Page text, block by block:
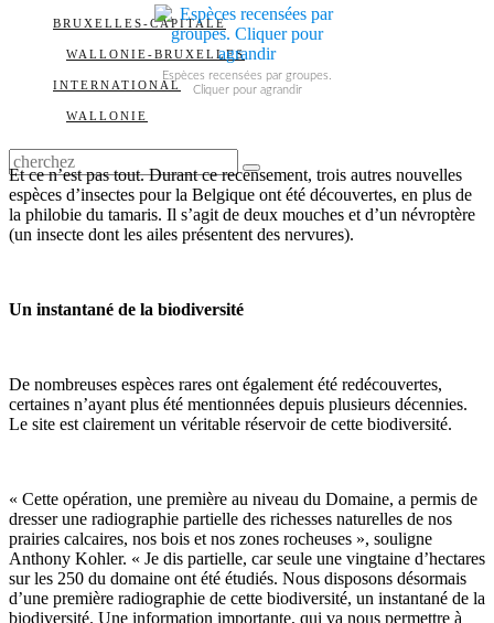
BRUXELLES-CAPITALE
WALLONIE-BRUXELLES
INTERNATIONAL
WALLONIE
Espèces recensées par groupes.
Cliquer pour agrandir
Et ce n’est pas tout. Durant ce recensement, trois autres nouvelles
espèces d’insectes pour la Belgique ont été découvertes, en plus de
la philobie du tamaris. Il s’agit de deux mouches et d’un névroptère
(un insecte dont les ailes présentent des nervures).
Un instantané de la biodiversité
De nombreuses espèces rares ont également été redécouvertes,
certaines n’ayant plus été mentionnées depuis plusieurs décennies.
Le site est clairement un véritable réservoir de cette biodiversité.
« Cette opération, une première au niveau du Domaine, a permis de
dresser une radiographie partielle des richesses naturelles de nos
prairies calcaires, nos bois et nos zones rocheuses », souligne
Anthony Kohler. « Je dis partielle, car seule une vingtaine d’hectares
sur les 250 du domaine ont été étudiés. Nous disposons désormais
d’une première radiographie de cette biodiversité, un instantané de la
biodiversité. Une information importante, qui va nous permettre à